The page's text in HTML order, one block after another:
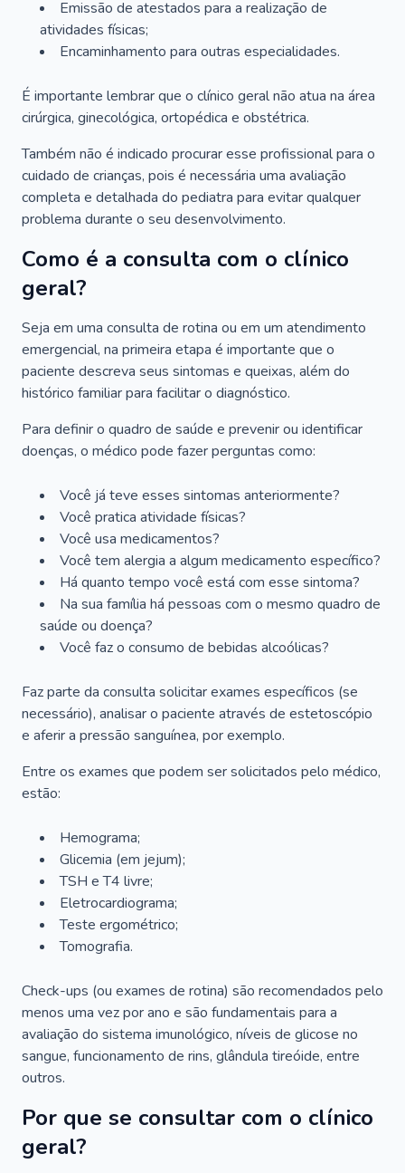
Emissão de atestados para a realização de
atividades físicas;
Encaminhamento para outras especialidades.
É importante lembrar que o clínico geral não atua na área
cirúrgica, ginecológica, ortopédica e obstétrica.
Também não é indicado procurar esse profissional para o
cuidado de crianças, pois é necessária uma avaliação
completa e detalhada do pediatra para evitar qualquer
problema durante o seu desenvolvimento.
Como é a consulta com o clínico
geral?
Seja em uma consulta de rotina ou em um atendimento
emergencial, na primeira etapa é importante que o
paciente descreva seus sintomas e queixas, além do
histórico familiar para facilitar o diagnóstico.
Para definir o quadro de saúde e prevenir ou identificar
doenças, o médico pode fazer perguntas como:
Você já teve esses sintomas anteriormente?
Você pratica atividade físicas?
Você usa medicamentos?
Você tem alergia a algum medicamento específico?
Há quanto tempo você está com esse sintoma?
Na sua família há pessoas com o mesmo quadro de
saúde ou doença?
Você faz o consumo de bebidas alcoólicas?
Faz parte da consulta solicitar exames específicos (se
necessário), analisar o paciente através de estetoscópio
e aferir a pressão sanguínea, por exemplo.
Entre os exames que podem ser solicitados pelo médico,
estão:
Hemograma;
Glicemia (em jejum);
TSH e T4 livre;
Eletrocardiograma;
Teste ergométrico;
Tomografia.
Check-ups (ou exames de rotina) são recomendados pelo
menos uma vez por ano e são fundamentais para a
avaliação do sistema imunológico, níveis de glicose no
sangue, funcionamento de rins, glândula tireóide, entre
outros.
Por que se consultar com o clínico
geral?